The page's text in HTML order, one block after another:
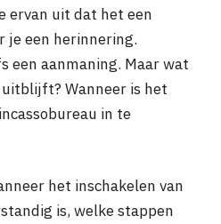
ervan uit dat het een
je een herinnering.
een aanmaning. Maar wat
Wanneer is het
in te
het inschakelen van
is, welke stappen